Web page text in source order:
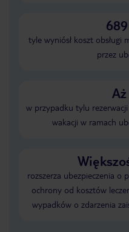
tyle wyniósł koszt obsługi
przez
w przypadku tylu
wakacji w ramach
rozszerza ubezpieczenia o
ochrony od kosztów
wypadków o zdarzenia